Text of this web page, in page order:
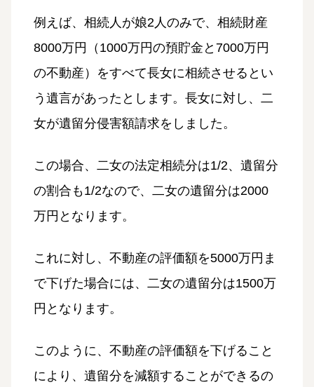
例えば、相続人が娘2人のみで、相続財産
8000万円（1000万円の預貯金と7000万円
の不動産）をすべて長女に相続させるとい
う遺言があったとします。長女に対し、二
女が遺留分侵害額請求をしました。
この場合、二女の法定相続分は1/2、遺留分
の割合も1/2なので、二女の遺留分は2000
万円となります。
これに対し、不動産の評価額を5000万円ま
で下げた場合には、二女の遺留分は1500万
円となります。
このように、不動産の評価額を下げること
により、遺留分を減額することができるの